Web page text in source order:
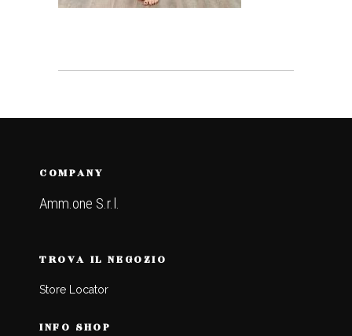
COMPANY
Amm.one S.r.l.
TROVA IL NEGOZIO
Store Locator
INFO SHOP